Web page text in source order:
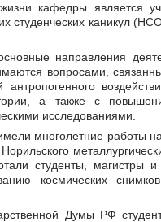
кафедры является
студенческих каникул
направления
вопросами,
а также с
исследованиями.
многолетние работы
студенты, магистры
космических
Думы РФ